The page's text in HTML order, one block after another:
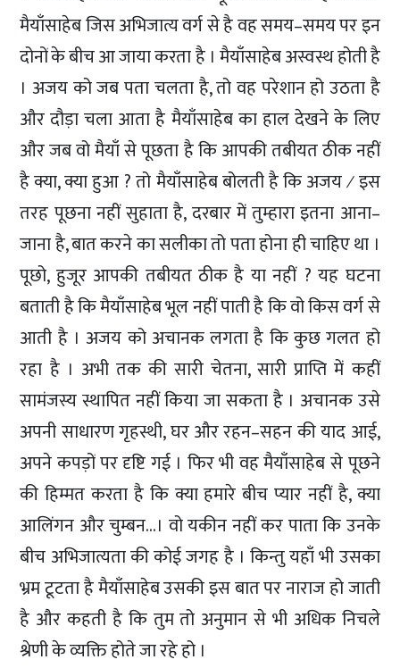
मैयाँसाहेब जिस अभिजात्य वर्ग से है वह समय–समय पर इन
दोनों के बीच आ जाया करता है । मैयाँसाहेब अस्वस्थ होती है
। अजय को जब पता चलता है, तो वह परेशान हो उठता है
और दौड़ा चला आता है मैयाँसाहेब का हाल देखने के लिए
और जब वो मैयाँ से पूछता है कि आपकी तबीयत ठीक नहीं
है क्या, क्या हुआ ? तो मैयाँसाहेब बोलती है कि अजय ∕ इस
तरह पूछना नहीं सुहाता है, दरबार में तुम्हारा इतना आना–
जाना है, बात करने का सलीका तो पता होना ही चाहिए था ।
पूछो, हुजूर आपकी तबीयत ठीक है या नहीं ? यह घटना
बताती है कि मैयाँसाहेब भूल नहीं पाती है कि वो किस वर्ग से
आती है । अजय को अचानक लगता है कि कुछ गलत हो
रहा है । अभी तक की सारी चेतना, सारी प्राप्ति में कहीं
सामंजस्य स्थापित नहीं किया जा सकता है । अचानक उसे
अपनी साधारण गृहस्थी, घर और रहन–सहन की याद आई,
अपने कपड़ों पर दृष्टि गई । फिर भी वह मैयाँसाहेब से पूछने
की हिम्मत करता है कि क्या हमारे बीच प्यार नहीं है, क्या
आलिंगन और चुम्बन…। वो यकीन नहीं कर पाता कि उनके
बीच अभिजात्यता की कोई जगह है । किन्तु यहाँ भी उसका
भ्रम टूटता है मैयाँसाहेब उसकी इस बात पर नाराज हो जाती
है और कहती है कि तुम तो अनुमान से भी अधिक निचले
श्रेणी के व्यक्ति होते जा रहे हो ।